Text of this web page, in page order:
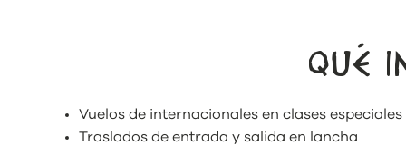
QUÉ
Vuelos de internacionales en clases
Traslados de entrada y salida en lancha